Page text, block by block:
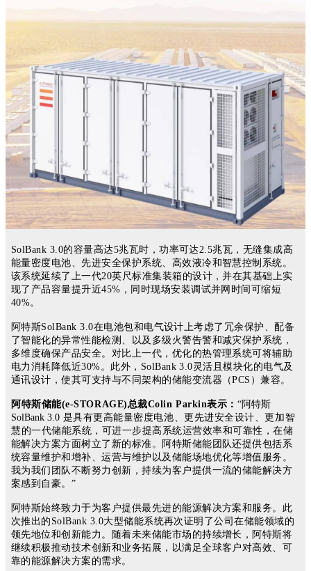
SolBank 3.0的容量高达5兆瓦时，功率可达2.5兆瓦，无缝集成高
能量密度电池、先进安全保护系统、高效液冷和智慧控制系统。
该系统延续了上一代20英尺标准集装箱的设计，并在其基础上实
现了产品容量提升近45% ，同时现场安装调试并网时间可缩短
40%。
阿特斯SolBank 3.0在电池包和电气设计上考虑了冗余保护、配备
了智能化的异常性能检测、以及多级火警告警和减灾保护系统，
多维度确保产品安全。 对比上一代，优化的热管理系统可将辅助
电力消耗降低近30%。此外， SolBank 3.0 灵活且模块化的电气及
通讯设计，使其可支持与不同架构的储能变流器（PCS ）兼容。
阿特斯储能(e-STORAGE)总裁Colin Parkin表示： “阿特斯
SolBank 3.0 是具有更高能量密度电池、更先进安全设计、更加智
慧的一代储能系统，可进一步提高系统运营效率和可靠性，在储
能解决方案方面树立了新的标准。阿特斯储能团队还提供包括系
统容量维护和增补、运营与维护以及储能场地优化等增值服务。
我为我们团队不断努力创新，持续为客户提供一流的储能解决方
案感到自豪。 ”
阿特斯始终致力于为客户提供最先进的能源解决方案和服务。此
次推出的SolBank 3.0大型储能系统再次证明了公司在储能领域的
领先地位和创新能力。随着未来储能市场的持续增长，阿特斯将
继续积极推动技术创新和业务拓展，以满足全球客户对高效、可
靠的能源解决方案的需求。